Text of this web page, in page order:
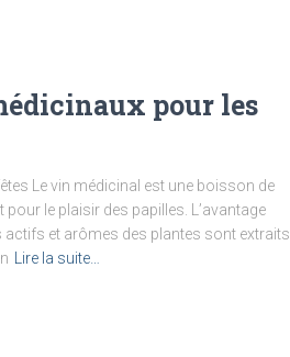
pour les
Le vin médicinal est une boisson de
pour le plaisir des papilles. L’avantage
actifs et arômes des plantes sont extraits
Lire la suite…